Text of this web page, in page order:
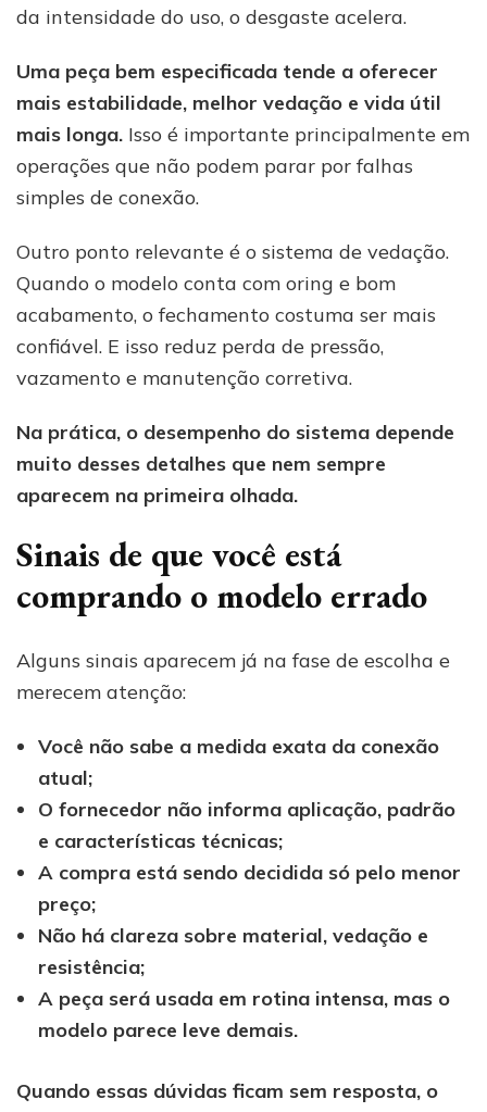
da intensidade do uso, o desgaste acelera.
Uma peça bem especificada tende a oferecer
mais estabilidade, melhor vedação e vida útil
mais longa. Isso é importante principalmente em
operações que não podem parar por falhas
simples de conexão.
Outro ponto relevante é o sistema de vedação.
Quando o modelo conta com oring e bom
acabamento, o fechamento costuma ser mais
confiável. E isso reduz perda de pressão,
vazamento e manutenção corretiva.
Na prática, o desempenho do sistema depende
muito desses detalhes que nem sempre
aparecem na primeira olhada.
Sinais de que você está
comprando o modelo errado
Alguns sinais aparecem já na fase de escolha e
merecem atenção:
Você não sabe a medida exata da conexão
atual;
O fornecedor não informa aplicação, padrão
e características técnicas;
A compra está sendo decidida só pelo menor
preço;
Não há clareza sobre material, vedação e
resistência;
A peça será usada em rotina intensa, mas o
modelo parece leve demais.
Quando essas dúvidas ficam sem resposta, o